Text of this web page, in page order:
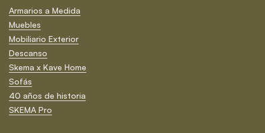
Armarios a Medida
Muebles
Mobiliario Exterior
Descanso
Skema x Kave Home
Sofás
40 años de historia
SKEMA Pro